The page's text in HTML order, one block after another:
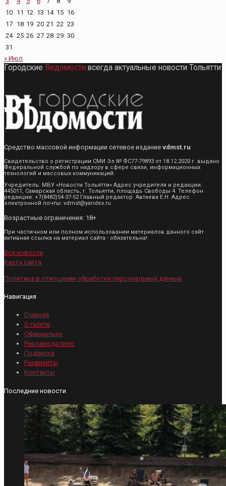
10 11 12 13 14 15 16
17 18 19 20 21 22 23
24 25 26 27 28 29 30
31
« Июл
Городские Ведомости всегда актуальные новости Тольятти
Средство массовой информации сетевое издание vdmst.ru
Свидетельство о регистрации СМИ Эл № ФС77-79893 от 18.12.2020 г. выдано
Федеральной службой по надзору в сфере связи, информационных
технологий и массовых коммуникаций.
Учредитель: МБУ «Новости Тольятти» Адрес учредителя и редакции:
445011, Самарская область, г. Тольятти, площадь Свободы 4. Телефон
редакции: +7(8482)54-37-52 Главный редактор: Автаева Е.Н. Адрес
электронной почты: vdmst@yandex.ru
Возрастные ограничения: 18+
При частичном или полном использовании материалов данного сайт
активная ссылка на материал сайта - обязательна!
Все новости
Карта сайта
Политика в отношении обработки персональных данных
Навигация
Главная
О газете
Официально
Рекламодателю
Подписка
Реквизиты
Контакты
Последние новости